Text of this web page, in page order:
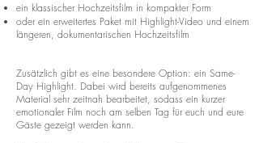
ein klassischer Hochzeitsfilm in kompakter Form
oder ein erweitertes Paket mit Highlight-Video und einem
längeren, dokumentarischen Hochzeitsfilm
Zusätzlich gibt es eine besondere Option: ein Same-
Day Highlight. Dabei wird bereits aufgenommenes
Material sehr zeitnah bearbeitet, sodass ein kurzer
emotionaler Film noch am selben Tag für euch und eure
Gäste gezeigt werden kann.